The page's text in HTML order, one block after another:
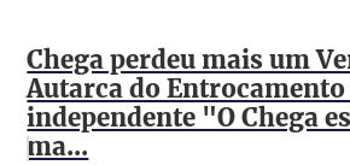
Chega perdeu mais um
Autarca do Entrocamento
independente "O Chega
ma...